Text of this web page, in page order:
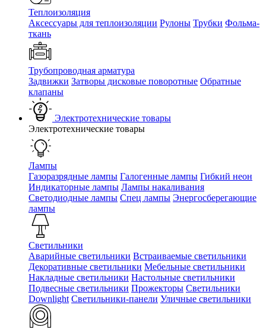
Теплоизоляция
Аксессуары для теплоизоляции Рулоны Трубки Фольма-
ткань
Трубопроводная арматура
Задвижки Затворы дисковые поворотные Обратные
клапаны
Электротехнические товары
Электротехнические товары
Лампы
Газоразрядные лампы Галогенные лампы Гибкий неон
Индикаторные лампы Лампы накаливания
Светодиодные лампы Спец лампы Энергосберегающие
лампы
Светильники
Аварийные светильники Встраиваемые светильники
Декоративные светильники Мебельные светильники
Накладные светильники Настольные светильники
Подвесные светильники Прожекторы Светильники
Downlight Светильники-панели Уличные светильники